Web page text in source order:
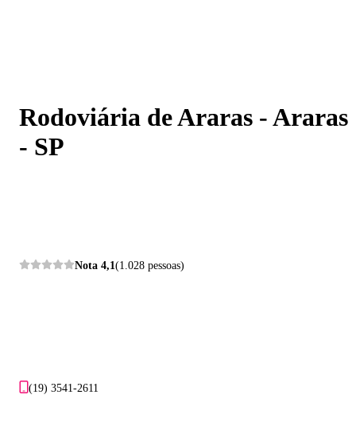
Rodoviária de Araras - Araras
- SP
Nota 4,1 (1.028 pessoas)
(19) 3541-2611